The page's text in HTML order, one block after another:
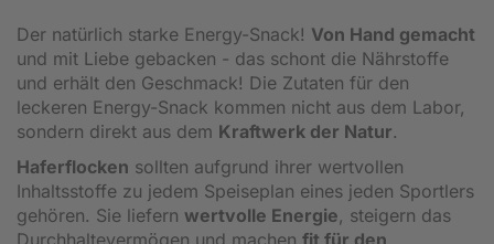
Der natürlich starke Energy-Snack! Von Hand gemacht
und mit Liebe gebacken - das schont die Nährstoffe
und erhält den Geschmack! Die Zutaten für den
leckeren Energy-Snack kommen nicht aus dem Labor,
sondern direkt aus dem Kraftwerk der Natur.
Haferflocken sollten aufgrund ihrer wertvollen
Inhaltsstoffe zu jedem Speiseplan eines jeden Sportlers
gehören. Sie liefern wertvolle Energie, steigern das
Durchhaltevermögen und machen fit für den